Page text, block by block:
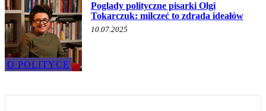
O POLITYCE
Poglady polityczne pisarki Olgi
Tokarczuk: milczeć to zdrada ideałów
10.07.2025